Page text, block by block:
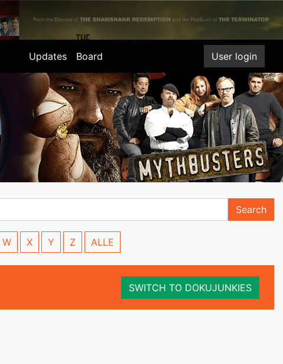
Updates Board User login
Search
W X Y Z ALLE
SWITCH TO DOKUJUNKIES